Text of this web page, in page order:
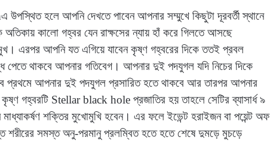
হলে আপনি দেখতে পাবেন আপনার সম্মুখে কিছুটা দূরবর্তী স্থানে
কালো গহ্বর যেন রাক্ষসের ন্যায় হাঁ করে গিলতে আসছে
এরপর আপনি যত এগিয়ে যাবেন কৃষ্ণ গহ্বরের দিকে ততই প্রবল
পেতে থাকবে আপনার গতিবেগ। আপনার দুই পদযুগল যদি নিচের দিকে
প্রথমে আপনার দুই পদযুগল প্রসারিত হতে থাকবে আর তারপর আপনার
কৃষ্ণ গহ্বরটি Stellar black hole প্রজাতির হয় তাহলে সেটির ব্যাসার্ধ ৯
শক্তির মুখোমুখি হবেন। এর ফলে ইভেন্ট হরাইজন বা পয়েন্ট অফ
শরীরের সমস্ত অনু-পরমানু প্রলম্বিত হতে হতে শেষে দুমড়ে মুচড়ে